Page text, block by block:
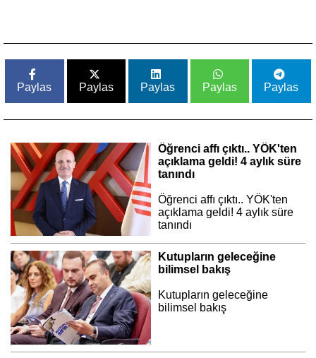
Paylas Paylas Paylas Paylas Paylas
Öğrenci affı çıktı.. YÖK'ten
açıklama geldi! 4 aylık süre
tanındı
Öğrenci affı çıktı.. YÖK'ten
açıklama geldi! 4 aylık süre
tanındı
Kutupların geleceğine
bilimsel bakış
Kutupların geleceğine
bilimsel bakış